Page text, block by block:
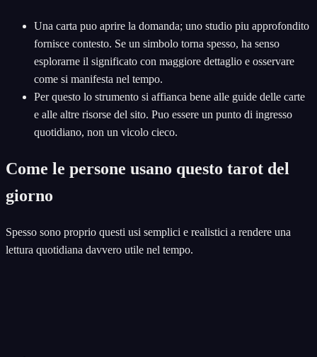
Una carta puo aprire la domanda; uno studio piu approfondito
fornisce contesto. Se un simbolo torna spesso, ha senso
esplorarne il significato con maggiore dettaglio e osservare
come si manifesta nel tempo.
Per questo lo strumento si affianca bene alle guide delle carte
e alle altre risorse del sito. Puo essere un punto di ingresso
quotidiano, non un vicolo cieco.
Come le persone usano questo tarot del
giorno
Spesso sono proprio questi usi semplici e realistici a rendere una
lettura quotidiana davvero utile nel tempo.